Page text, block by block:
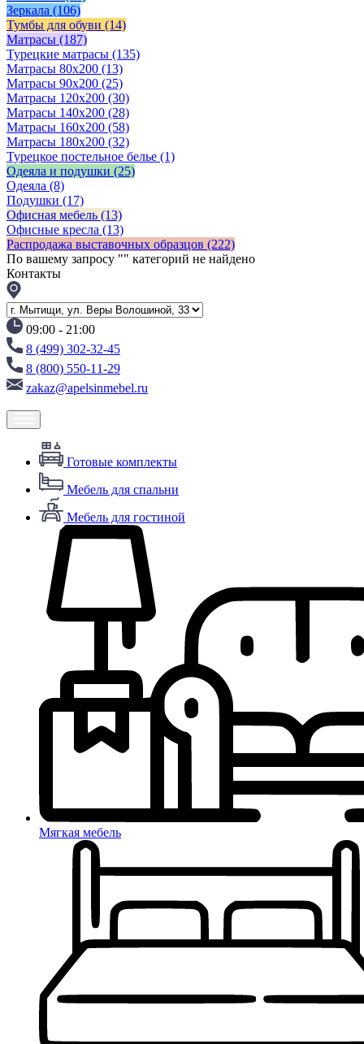
Зеркала (106)
Тумбы для обуви (14)
Матрасы (187)
Турецкие матрасы (135)
Матрасы 80x200 (13)
Матрасы 90х200 (25)
Матрасы 120х200 (30)
Матрасы 140х200 (28)
Матрасы 160х200 (58)
Матрасы 180х200 (32)
Турецкое постельное белье (1)
Одеяла и подушки (25)
Одеяла (8)
Подушки (17)
Офисная мебель (13)
Офисные кресла (13)
Распродажа выставочных образцов (222)
По вашему запросу "" категорий не найдено
Контакты
09:00 - 21:00
8 (499) 302-32-45
8 (800) 550-11-29
zakaz@apelsinmebel.ru
Готовые комплекты
Мебель для спальни
Мебель для гостиной
Мягкая мебель